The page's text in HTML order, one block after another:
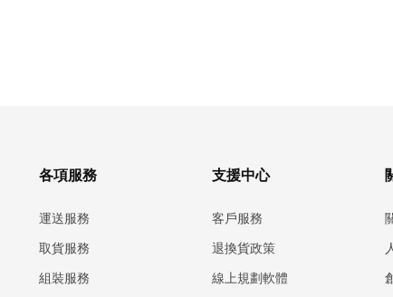
各項服務
運送服務
取貨服務
組裝服務
支援中心
客戶服務
退換貨政策
線上規劃軟體